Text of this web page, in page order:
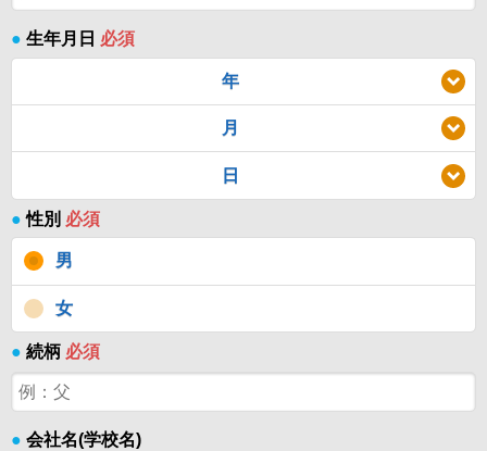
● 生年月日 必須
年
月
日
● 性別 必須
男
女
● 続柄 必須
● 会社名(学校名)